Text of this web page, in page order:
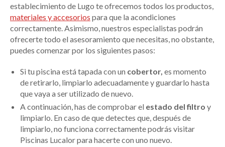
establecimiento de Lugo te ofrecemos todos los productos,
materiales y accesorios para que la acondiciones
correctamente. Asimismo, nuestros especialistas podrán
ofrecerte todo el asesoramiento que necesitas, no obstante,
puedes comenzar por los siguientes pasos:
Si tu piscina está tapada con un cobertor, es momento
de retirarlo, limpiarlo adecuadamente y guardarlo hasta
que vaya a ser utilizado de nuevo.
A continuación, has de comprobar el estado del filtro y
limpiarlo. En caso de que detectes que, después de
limpiarlo, no funciona correctamente podrás visitar
Piscinas Lucalor para hacerte con uno nuevo.